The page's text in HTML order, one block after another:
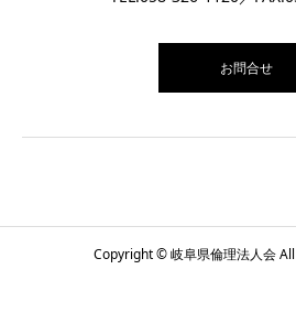
お問合せ
Copyright © 岐阜県倫理法人会
お電話 お問合せ